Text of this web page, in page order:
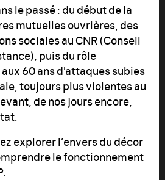
le passé : du début de la
mutuelles ouvrières, des
sociales au CNR (Conseil
puis du rôle
60 ans d'attaques subies
toujours plus violentes au
de nos jours encore,
explorer l’envers du décor
le fonctionnement